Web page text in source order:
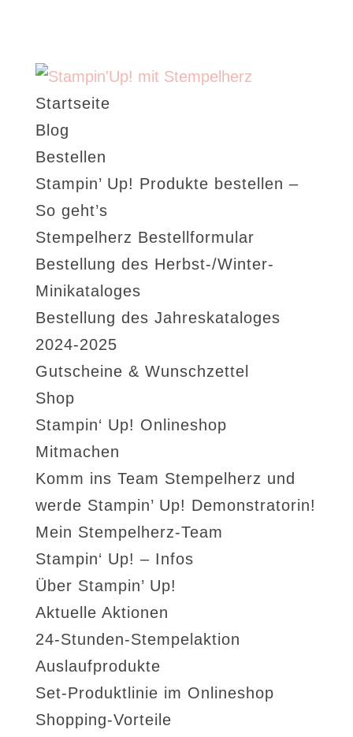
Startseite
Blog
Bestellen
Stampin’ Up! Produkte bestellen –
So geht’s
Stempelherz Bestellformular
Bestellung des Herbst-/Winter-
Minikataloges
Bestellung des Jahreskataloges
2024-2025
Gutscheine & Wunschzettel
Shop
Stampin‘ Up! Onlineshop
Mitmachen
Komm ins Team Stempelherz und
werde Stampin’ Up! Demonstratorin!
Mein Stempelherz-Team
Stampin‘ Up! – Infos
Über Stampin’ Up!
Aktuelle Aktionen
24-Stunden-Stempelaktion
Auslaufprodukte
Set-Produktlinie im Onlineshop
Shopping-Vorteile